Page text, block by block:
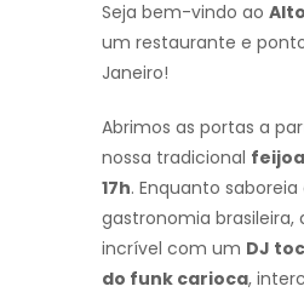
Seja bem-vindo ao
um restaurante e
Janeiro!
Abrimos as portas a
nossa tradicional
17h. Enquanto
gastronomia brasileira,
incrível com um DJ
do funk carioca,